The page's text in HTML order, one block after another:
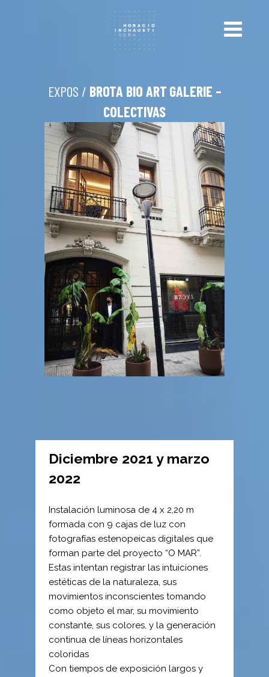
EXPOS / BROTA BIO ART GALERIE –
COLECTIVAS
Diciembre 2021 y marzo
2022
Instalación luminosa de 4 x 2,20 m
formada con 9 cajas de luz con
fotografías estenopeicas digitales que
forman parte del proyecto “O MAR”.
Estas intentan registrar las intuiciones
estéticas de la naturaleza, sus
movimientos inconscientes tomando
como objeto el mar, su movimiento
constante, sus colores, y la generación
continua de líneas horizontales
coloridas
Con tiempos de exposición largos y